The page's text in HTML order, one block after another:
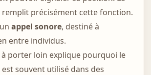
précisément cette fonction.
appel sonore, destiné à
entre individus.
à porter loin explique pourquoi le
souvent utilisé dans des